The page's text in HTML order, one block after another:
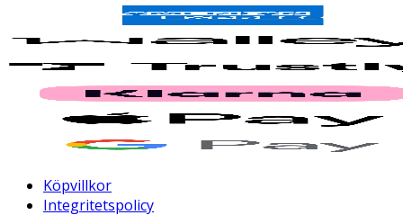
Köpvillkor
Integritetspolicy